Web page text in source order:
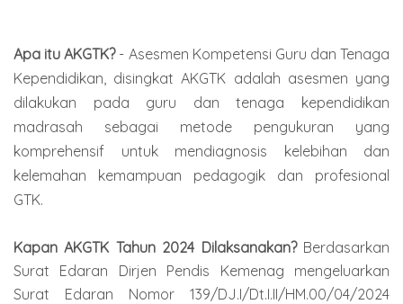
Apa itu AKGTK?- Asesmen Kompetensi Guru dan Tenaga
Kependidikan, disingkat AKGTK adalah asesmen yang
dilakukan pada guru dan tenaga kependidikan
madrasah sebagai metode pengukuran yang
komprehensif untuk mendiagnosis kelebihan dan
kelemahan kemampuan pedagogik dan profesional
GTK.
Kapan AKGTK Tahun 2024 Dilaksanakan?Berdasarkan
Surat Edaran Dirjen Pendis Kemenag mengeluarkan
Surat Edaran Nomor 139/DJ.I/Dt.I.II/HM.00/04/2024